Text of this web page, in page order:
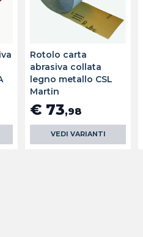
Rotolo carta
abrasiva collata
legno metallo CSL
Martin
€ 73,98
VEDI VARIANTI